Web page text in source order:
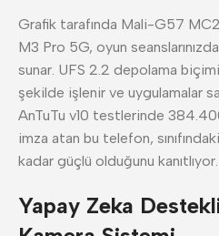
Grafik tarafında Mali-G57
M3 Pro 5G, oyun
sunar. UFS 2.2 depolama
şekilde işlenir ve uygulamalar
AnTuTu v10 testlerinde
imza atan bu telefon,
kadar güçlü olduğunu kanıtlıyor.
Yapay Zeka